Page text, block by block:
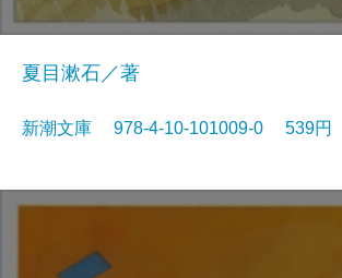
夏目漱石／著
新潮文庫 978-4-10-101009-0 539円